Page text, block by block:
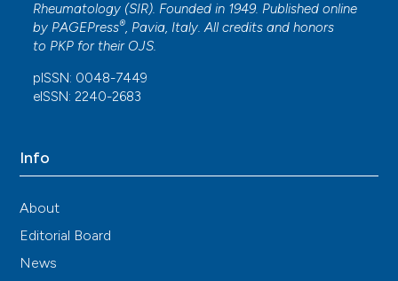
Rheumatology (SIR). Founded in 1949. Published online
by PAGEPress®, Pavia, Italy. All credits and honors
to PKP for their OJS.
pISSN: 0048-7449
eISSN: 2240-2683
Info
About
Editorial Board
News